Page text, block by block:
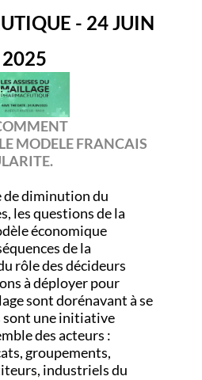
- 24 JUIN
2025
MODELE FRANCAIS
de diminution du
les questions de la
économique
de la
rôle des décideurs
à déployer pour
sont dorénavant à se
sont une initiative
des acteurs :
groupements,
industriels du